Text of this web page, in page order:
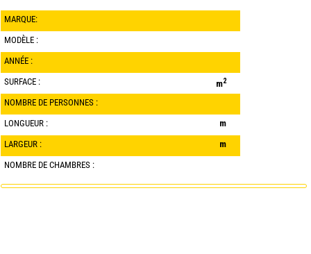
MARQUE:
MODÈLE :
ANNÉE :
SURFACE :
m2
NOMBRE DE PERSONNES :
LONGUEUR :
m
LARGEUR :
m
NOMBRE DE CHAMBRES :